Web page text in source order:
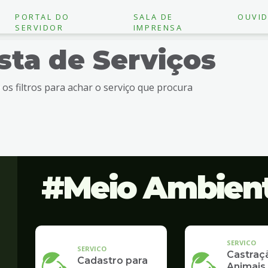
PORTAL DO
SERVIDOR
SALA DE
IMPRENSA
de Serviços
os filtros para achar o serviço que procura
Meio
SERVICO
Cadastro para
SERVICO